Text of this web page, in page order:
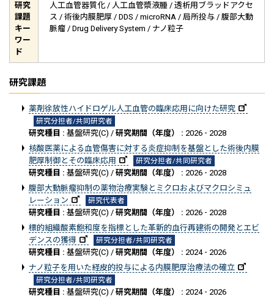
研究
課題
キー
ワー
ド
人工血管器質化 / 人工血管漿液腫 / 透析用ブラッドアクセ
ス / 術後内膜肥厚 / DDS / microRNA / 局所投与 / 腹部大動
脈瘤 / Drug Delivery System / ナノ粒子
研究課題
薬剤徐放性ハイドロゲル人工血管の臨床応用に向けた研究
研究分担者/共同研究者
研究種目 : 基盤研究(C) / 研究期間（年度） : 2026 - 2028
核酸医薬による血管傷害に対する炎症抑制を基盤とした術後内膜
肥厚制御とその臨床応用
研究分担者/共同研究者
研究種目 : 基盤研究(C) / 研究期間（年度） : 2026 - 2028
腹部大動脈瘤抑制の薬物治療実験とミクロおよびマクロシミュ
レーション
研究代表者
研究種目 : 基盤研究(C) / 研究期間（年度） : 2026 - 2028
標的組織酸素飽和度を指標とした革新的血行再建術の開発とエビ
デンスの獲得
研究分担者/共同研究者
研究種目 : 基盤研究(C) / 研究期間（年度） : 2024 - 2026
ナノ粒子を用いた経皮的投与による内膜肥厚治療法の確立
研究分担者/共同研究者
研究種目 : 基盤研究(C) / 研究期間（年度） : 2024 - 2026